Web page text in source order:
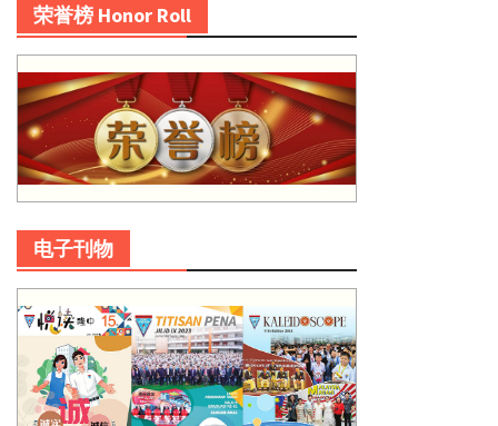
荣誉榜 Honor Roll
电子刊物